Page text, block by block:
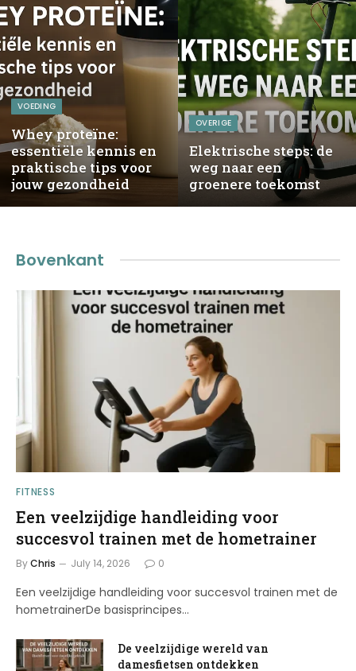
VOEDING
Whey proteïne:
essentiële kennis en
praktische tips voor
jouw gezondheid
OVERIGE
Elektrische steps: de
weg naar een
groenere toekomst
Bovenkant
FITNESS
Een veelzijdige handleiding voor
succesvol trainen met de hometrainer
ByChris July 14, 2026 0
Een veelzijdige handleiding voor succesvol trainen met de
hometrainerDe basisprincipes…
De veelzijdige wereld van
damesfietsen ontdekken